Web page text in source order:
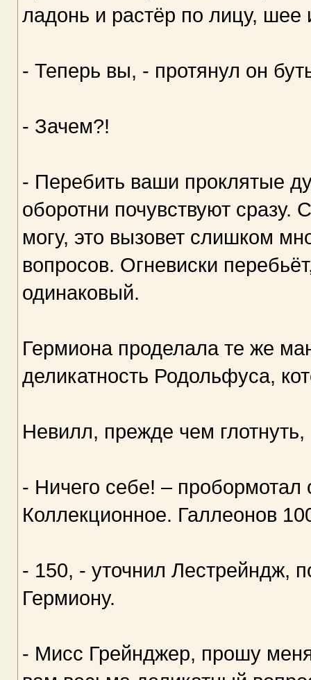
ладонь и растёр по лицу, шее
- Теперь вы, - протянул он
- Зачем?!
- Перебить ваши проклятые
оборотни почувствуют сразу.
могу, это вызовет слишком
вопросов. Огневиски
одинаковый.
Гермиона проделала те же
деликатность Родольфуса,
Невилл, прежде чем
- Ничего себе! –
Коллекционное. Галлеонов
- 150, - уточнил Лестрейндж,
Гермиону.
- Мисс Грейнджер, прошу